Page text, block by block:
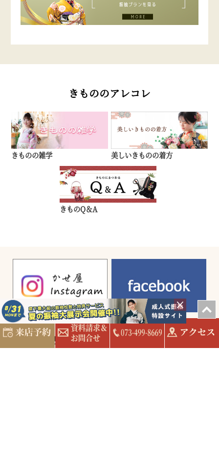
きもののアレコレ
きものの雑学 美しいきものの着方
きものQ＆A